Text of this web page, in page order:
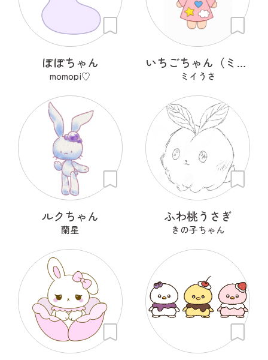
ぽぽちゃん
momopi♡
いちごちゃん（ミイうさの大切なお友達）
ミイうさ
ルクちゃん
蘭星
ふわ桃うさぎ
きの子ちゃん